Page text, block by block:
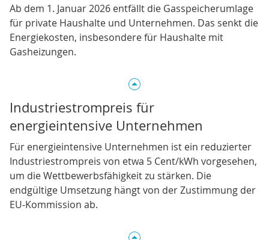
Ab dem 1. Januar 2026 entfällt die Gasspeicherumlage
für private Haushalte und Unternehmen. Das senkt die
Energiekosten, insbesondere für Haushalte mit
Gasheizungen.
Industriestrompreis für
energieintensive Unternehmen
Für energieintensive Unternehmen ist ein reduzierter
Industriestrompreis von etwa 5 Cent/kWh vorgesehen,
um die Wettbewerbsfähigkeit zu stärken. Die
endgültige Umsetzung hängt von der Zustimmung der
EU‑Kommission ab.